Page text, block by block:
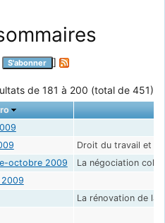
S'abonner ]
de 181 à 200 (total de 451)
Droit du travail et
octobre 2009
La négociation
La rénovation de la